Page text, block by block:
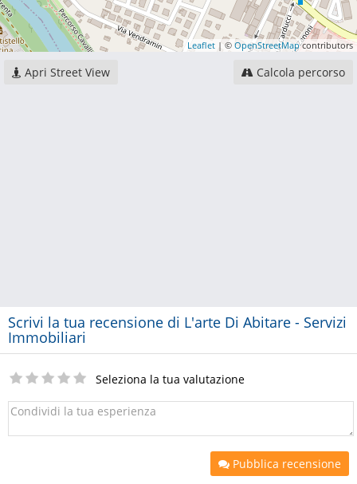
Leaflet | © OpenStreetMapcontributors
Apri Street View Calcola percorso
Scrivi la tua recensione di L'arte Di Abitare - Servizi
Immobiliari
Seleziona la tua valutazione
Pubblica recensione